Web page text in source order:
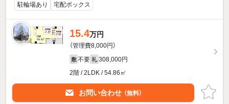
駐輪場あり 宅配ボックス
15.4万円
（管理費8,000円）
敷 不要 礼 308,000円
2階 / 2LDK / 54.86㎡
お問い合わせ （無料）